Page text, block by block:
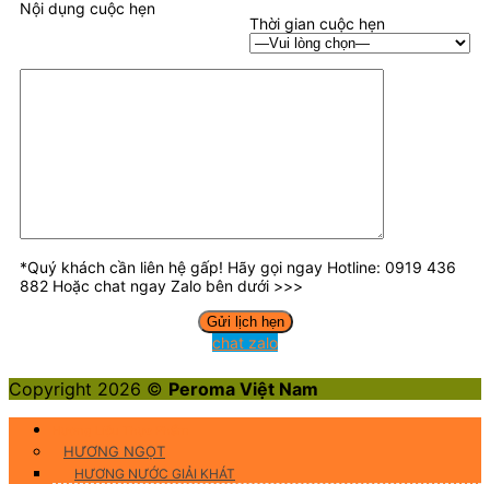
Thời gian cuộc hẹn
Nội dụng cuộc hẹn
*Quý khách cần liên hệ gấp! Hãy gọi ngay Hotline: 0919 436
882 Hoặc chat ngay Zalo bên dưới >>>
chat zalo
Copyright 2026 © Peroma Việt Nam
HƯƠNG NGỌT
HƯƠNG NƯỚC GIẢI KHÁT